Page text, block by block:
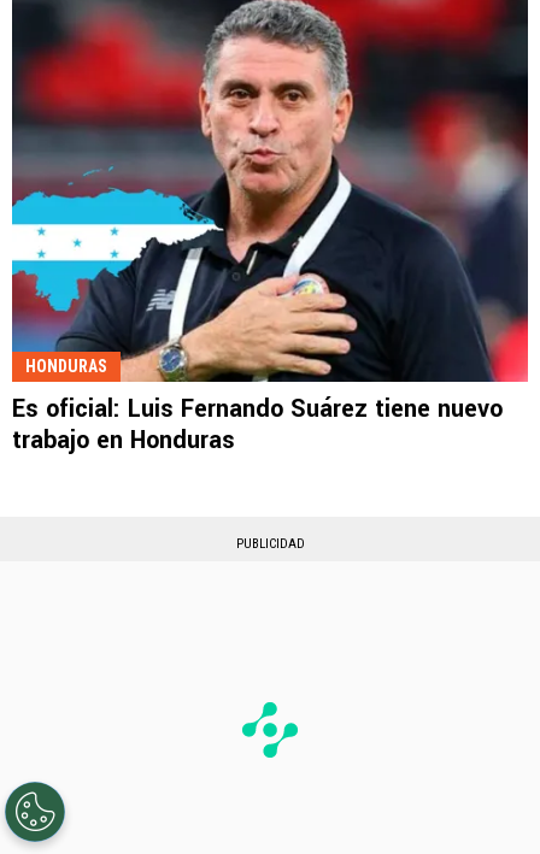
HONDURAS
Es oficial: Luis Fernando Suárez tiene nuevo
trabajo en Honduras
PUBLICIDAD